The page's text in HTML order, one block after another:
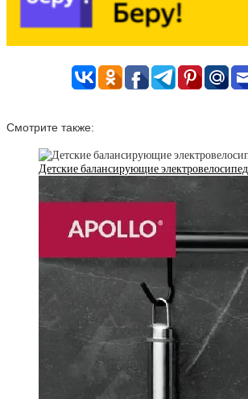
Смотрите также:
Детские балансирующие